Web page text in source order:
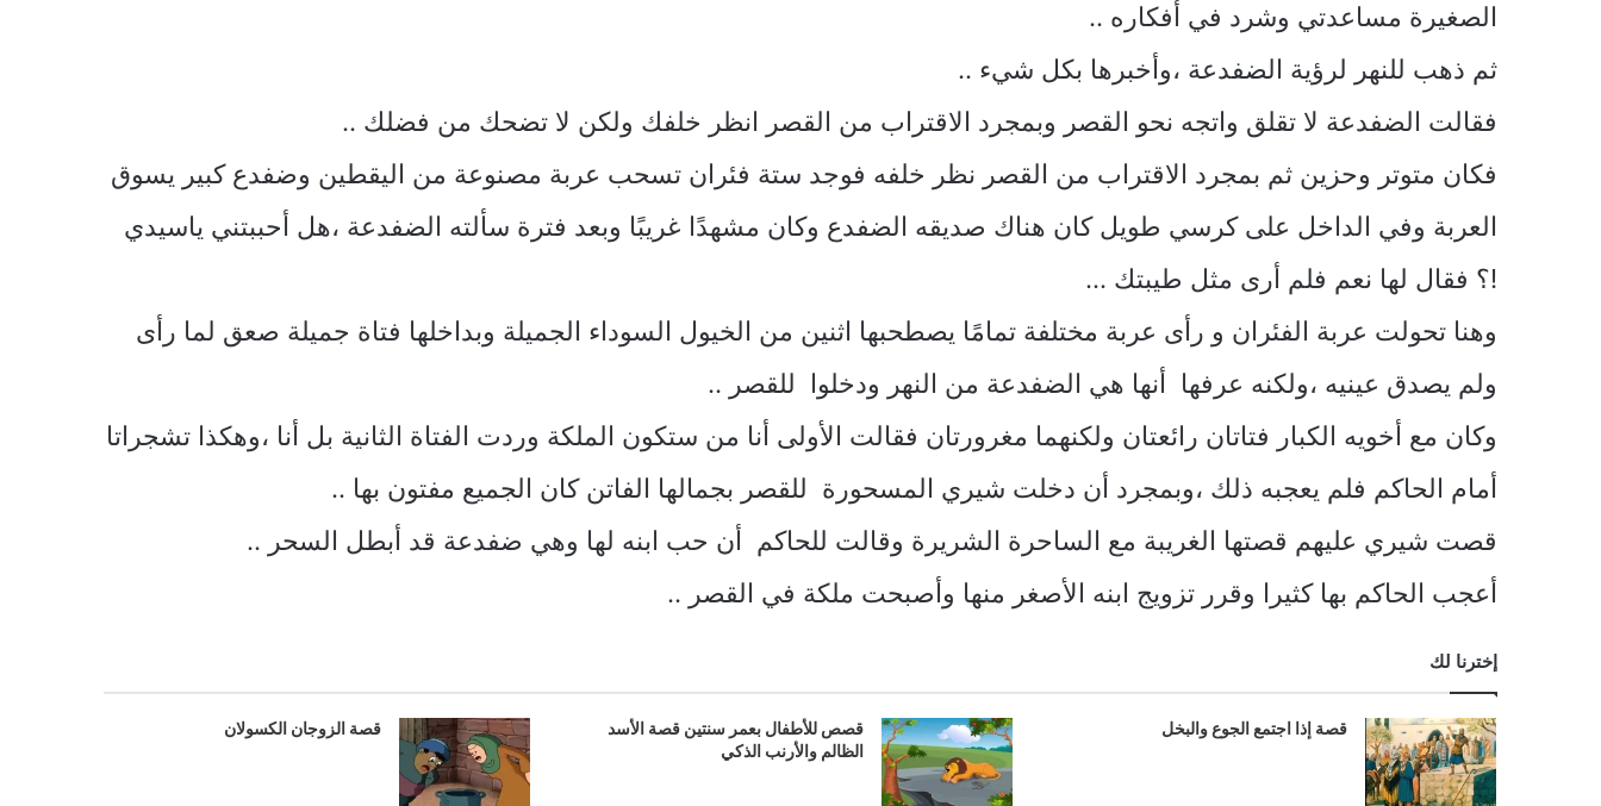
الصغيرة مساعدتي وشرد في أفكاره ..
ثم ذهب للنهر لرؤية الضفدعة ،وأخبرها بكل شيء ..
فقالت الضفدعة لا تقلق واتجه نحو القصر وبمجرد الاقتراب من القصر انظر خلفك ولكن لا تضحك من فضلك ..
فكان متوتر وحزين ثم بمجرد الاقتراب من القصر نظر خلفه فوجد ستة فئران تسحب عربة مصنوعة من اليقطين وضفدع كبير يسوق
العربة وفي الداخل على كرسي طويل كان هناك صديقه الضفدع وكان مشهدًا غريبًا وبعد فترة سألته الضفدعة ،هل أحببتني ياسيدي
!؟ فقال لها نعم فلم أرى مثل طيبتك …
وهنا تحولت عربة الفئران و رأى عربة مختلفة تمامًا يصطحبها اثنين من الخيول السوداء الجميلة وبداخلها فتاة جميلة صعق لما رأى
ولم يصدق عينيه ،ولكنه عرفها أنها هي الضفدعة من النهر ودخلوا للقصر ..
وكان مع أخويه الكبار فتاتان رائعتان ولكنهما مغرورتان فقالت الأولى أنا من ستكون الملكة وردت الفتاة الثانية بل أنا ،وهكذا تشجراتا
أمام الحاكم فلم يعجبه ذلك ،وبمجرد أن دخلت شيري المسحورة للقصر بجمالها الفاتن كان الجميع مفتون بها ..
قصت شيري عليهم قصتها الغريبة مع الساحرة الشريرة وقالت للحاكم أن حب ابنه لها وهي ضفدعة قد أبطل السحر ..
أعجب الحاكم بها كثيرا وقرر تزويج ابنه الأصغر منها وأصبحت ملكة في القصر ..
إخترنا لك
قصة إذا اجتمع الجوع والبخل
قصص للأطفال بعمر سنتين قصة الأسد
الظالم والأرنب الذكي
قصة الزوجان الكسولان